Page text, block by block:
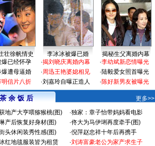
壮徐帆情史 李冰冰被爆已婚
揭秘生父离婚内幕
爆已经怀孕
爆遭母逼婚
明信片八折
·揭刘晓庆离婚内幕
·周迅王艳婆媳相见
·刘嘉玲自曝正造人
·李幼斌新恋情曝光
·陆毅爱女照首曝光
·陈好新男友被曝光
茶 余 饭 后
更多>>
地产大亨喂猕猴桃(图) ·独家：章子怡带妈妈看电影
产后恢复好身材(图) ·佟大为马伊琍再度牵手(图)
头休闲装秀性感(图) ·倪萍赵忠祥十年后再携手
红地毯服装皆为租赁 ·刘涛富豪老公为家产求生子